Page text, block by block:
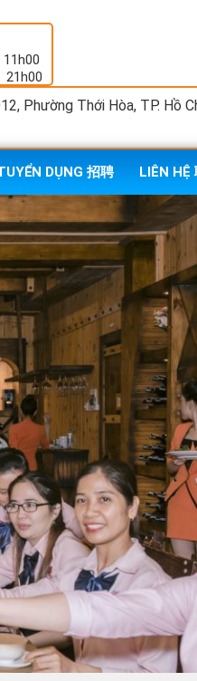
11h00
21h00
Phường Thới Hòa, TP. Hồ
DỤNG 招聘 LIÊN HỆ